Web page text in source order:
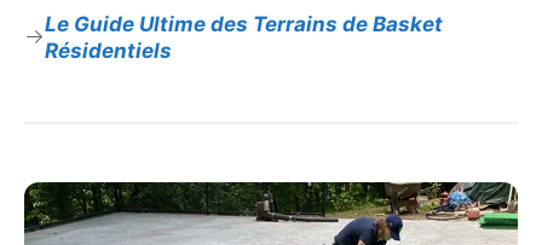
Le Guide Ultime des Terrains de Basket
Résidentiels